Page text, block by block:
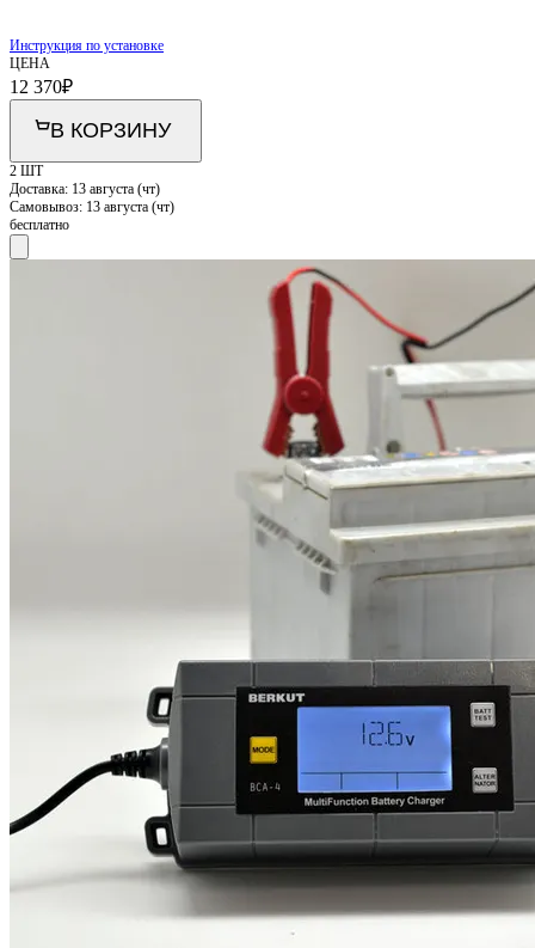
Инструкция по установке
ЦЕНА
12 370₽
В КОРЗИНУ
2 ШТ
Доставка: 13 августа (чт)
Самовывоз: 13 августа (чт)
бесплатно